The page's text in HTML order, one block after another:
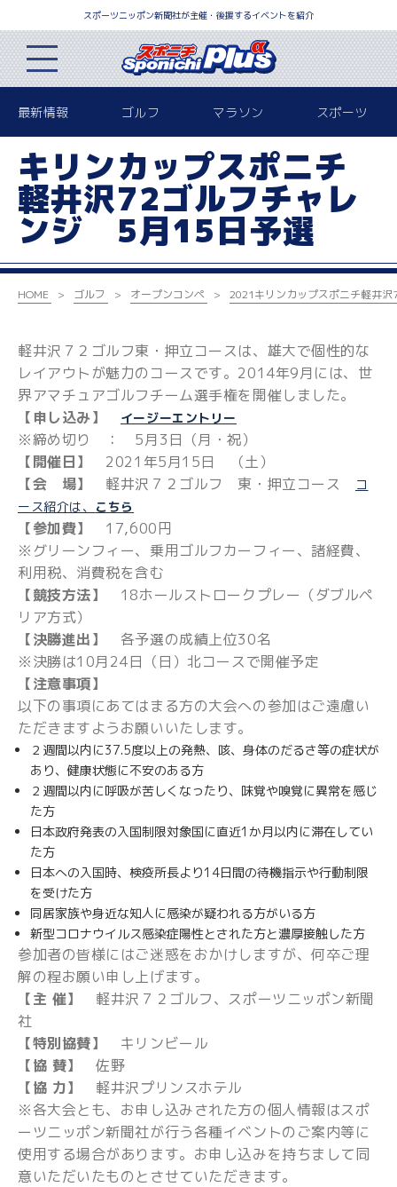
スポーツニッポン新聞社が主催・後援するイベントを紹介
最新情報 ゴルフ マラソン スポーツ
キリンカップスポニチ
軽井沢72ゴルフチャレ
ンジ 5月15日予選
HOME ゴルフ オープンコンペ 2021キリンカップスポニチ軽井
軽井沢７２ゴルフ東・押立コースは、雄大で個性的な
レイアウトが魅力のコースです。2014年9月には、世
界アマチュアゴルフチーム選手権を開催しました。
【申し込み】
イージーエントリー
※締め切り ： 5月3日（月・祝）
【開催日】
2021年5月15日 （土）
【会 場】
軽井沢７２ゴルフ 東・押立コース
コ
ース紹介は、 こちら
【参加費】
17,600円
※グリーンフィー、乗用ゴルフカーフィー、諸経費、
利用税、消費税を含む
【競技方法】
18ホールストロークプレー（ダブルペ
リア方式）
【決勝進出】
各予選の成績上位30名
※決勝は10月24日（日）北コースで開催予定
【注意事項】
以下の事項にあてはまる方の大会への参加はご遠慮い
ただきますようお願いいたします。
２週間以内に37.5度以上の発熱、咳、身体のだるさ等の症状が
あり、健康状態に不安のある方
２週間以内に呼吸が苦しくなったり、味覚や嗅覚に異常を感じ
た方
日本政府発表の入国制限対象国に直近1か月以内に滞在してい
た方
日本への入国時、検疫所長より14日間の待機指示や行動制限
を受けた方
同居家族や身近な知人に感染が疑われる方がいる方
新型コロナウイルス感染症陽性とされた方と濃厚接触した方
参加者の皆様にはご迷惑をおかけしますが、何卒ご理
解の程お願い申し上げます。
【主 催】
軽井沢７２ゴルフ、スポーツニッポン新聞
社
【特別協賛】
キリンビール
【協 賛】
佐野
【協 力】
軽井沢プリンスホテル
※各大会とも、お申し込みされた方の個人情報はスポ
ーツニッポン新聞社が行う各種イベントのご案内等に
使用する場合があります。お申し込みを持ちまして同
意いただいたものとさせていただきます。